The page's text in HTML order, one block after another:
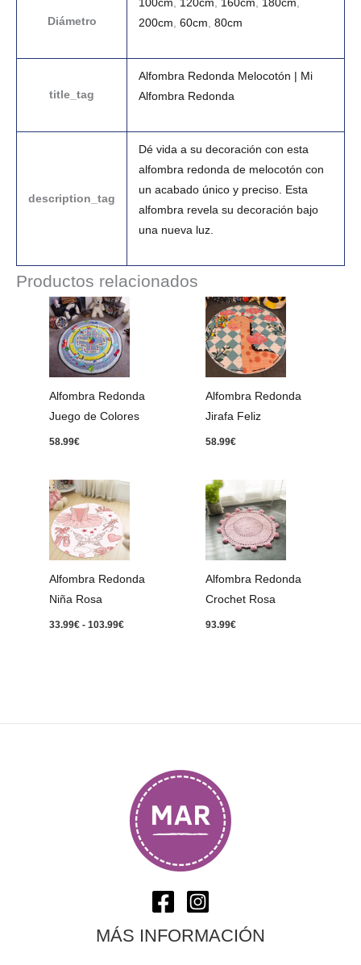
Diámetro
100cm 120cm 160cm 180cm
200cm 60cm 80cm
title_tag
Alfombra Redonda Melocotón | Mi
Alfombra Redonda
description_tag
Dé vida a su decoración con esta
alfombra redonda de melocotón con
un acabado único y preciso. Esta
alfombra revela su decoración bajo
una nueva luz.
Productos relacionados
Alfombra Redonda
Juego de Colores
58.99€
Alfombra Redonda
Jirafa Feliz
58.99€
Alfombra Redonda
Niña Rosa
33.99€ - 103.99€
Rango
de
precios:
33.99€
hasta
103.99€
Alfombra Redonda
Crochet Rosa
93.99€
MÁS INFORMACIÓN